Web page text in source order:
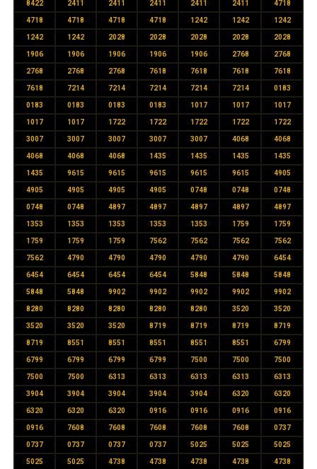
8422 2411 2411 2411 2411 2411 4718
4718 4718 4718 4718 1242 1242 1242
1242 1242 2028 2028 2028 2028 2028
1906 1906 1906 1906 1906 2768 2768
2768 2768 2768 7618 7618 7618 7618
7618 7214 7214 7214 7214 7214 0183
0183 0183 0183 0183 1017 1017 1017
1017 1017 1722 1722 1722 1722 1722
3007 3007 3007 3007 3007 4068 4068
4068 4068 4068 1435 1435 1435 1435
1435 9615 9615 9615 9615 9615 4905
4905 4905 4905 4905 0748 0748 0748
0748 0748 4897 4897 4897 4897 4897
1353 1353 1353 1353 1353 1759 1759
1759 1759 1759 7562 7562 7562 7562
7562 4790 4790 4790 4790 4790 6454
6454 6454 6454 6454 5848 5848 5848
5848 5848 9902 9902 9902 9902 9902
8280 8280 8280 8280 8280 3520 3520
3520 3520 3520 8719 8719 8719 8719
8719 8551 8551 8551 8551 8551 6799
6799 6799 6799 6799 7500 7500 7500
7500 7500 6313 6313 6313 6313 6313
3904 3904 3904 3904 3904 6320 6320
6320 6320 6320 0916 0916 0916 0916
0916 7608 7608 7608 7608 7608 0737
0737 0737 0737 0737 5025 5025 5025
5025 5025 4738 4738 4738 4738 4738